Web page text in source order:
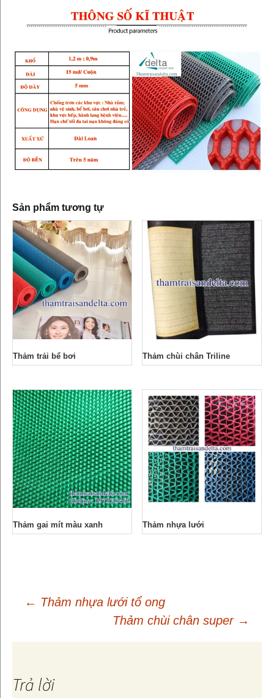
Sản phẩm tương tự
Thảm trải bể bơi Thảm chùi chân Triline
Thảm gai mít màu xanh Thảm nhựa lưới
hướng
← Thảm nhựa lưới tổ ong
Thảm chùi chân super →
Trả lời